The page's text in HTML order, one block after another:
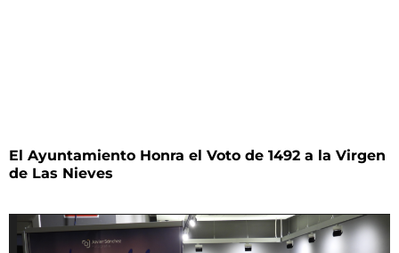
El Ayuntamiento Honra el Voto de 1492 a la Virgen
de Las Nieves